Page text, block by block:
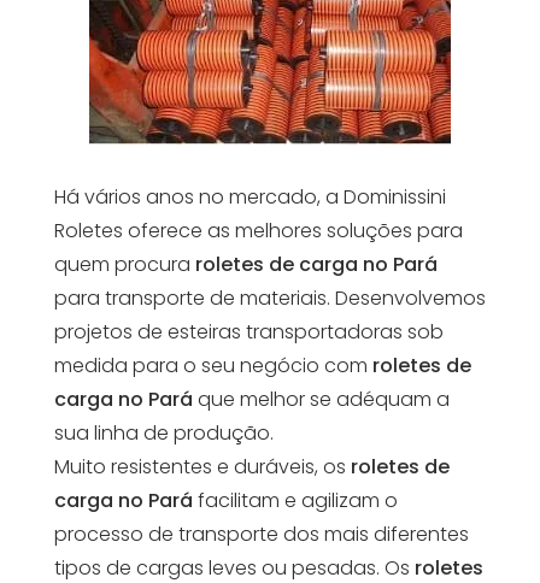
Há vários anos no mercado, a Dominissini
Roletes oferece as melhores soluções para
quem procura roletes de carga no Pará
para transporte de materiais. Desenvolvemos
projetos de esteiras transportadoras sob
medida para o seu negócio com roletes de
carga no Pará que melhor se adéquam a
sua linha de produção.
Muito resistentes e duráveis, os roletes de
carga no Pará facilitam e agilizam o
processo de transporte dos mais diferentes
tipos de cargas leves ou pesadas. Os roletes